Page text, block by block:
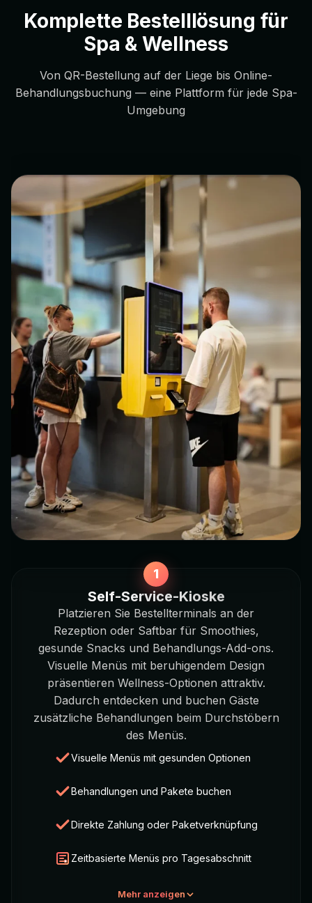
Komplette Bestelllösung für
Spa & Wellness
Von QR-Bestellung auf der Liege bis Online-
Behandlungsbuchung — eine Plattform für jede Spa-
Umgebung
Self-Service-Kioske
Platzieren Sie Bestellterminals an der
Rezeption oder Saftbar für Smoothies,
gesunde Snacks und Behandlungs-Add-ons.
Visuelle Menüs mit beruhigendem Design
präsentieren Wellness-Optionen attraktiv.
Dadurch entdecken und buchen Gäste
zusätzliche Behandlungen beim Durchstöbern
des Menüs.
Visuelle Menüs mit gesunden Optionen
Behandlungen und Pakete buchen
Direkte Zahlung oder Paketverknüpfung
Zeitbasierte Menüs pro Tagesabschnitt
Mehr anzeigen